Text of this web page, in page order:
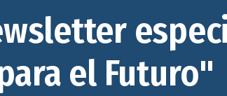
el Futuro"